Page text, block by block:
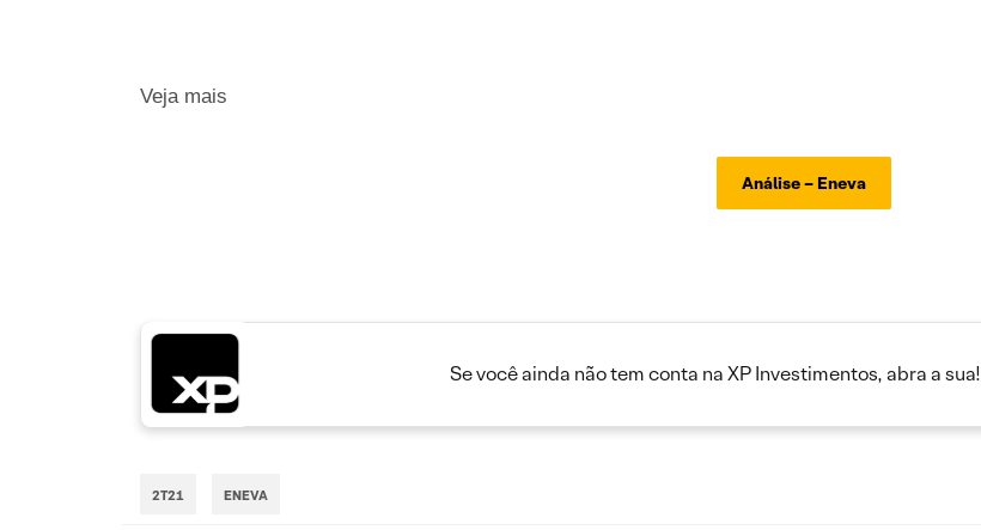
Veja mais
Análise – Eneva
Se você ainda não tem conta na XP Investimentos, abra a sua!
2T21 ENEVA